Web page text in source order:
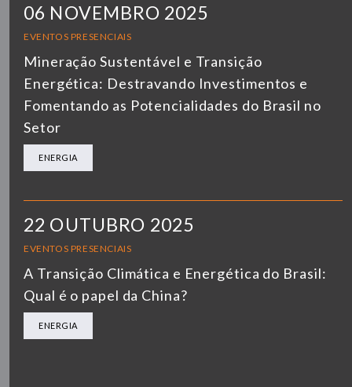
06 NOVEMBRO 2025
EVENTOS PRESENCIAIS
Mineração Sustentável e Transição
Energética: Destravando Investimentos e
Fomentando as Potencialidades do Brasil no
Setor
ENERGIA
22 OUTUBRO 2025
EVENTOS PRESENCIAIS
A Transição Climática e Energética do Brasil:
Qual é o papel da China?
ENERGIA